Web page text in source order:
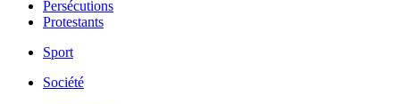
Persécutions
Protestants
Sport
Société